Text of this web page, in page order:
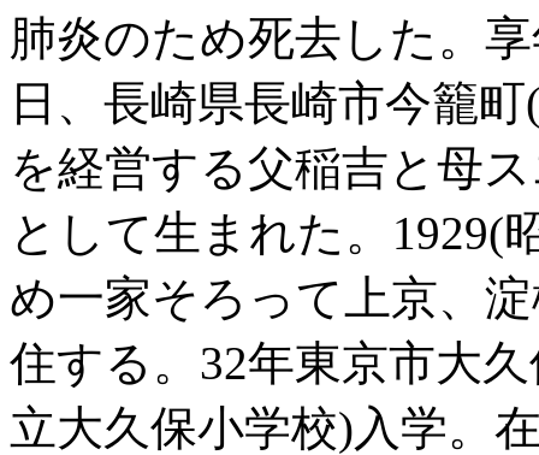
肺炎のため死去した。
日、長崎県長崎市今籠
を経営する父稲吉と母
として生まれた。1929(
め一家そろって上京、
住する。32年東京市大
立大久保小学校)入学。